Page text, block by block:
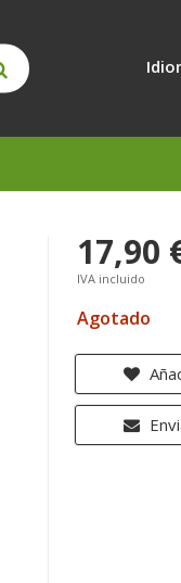
17,90
IVA incluido
Agotado